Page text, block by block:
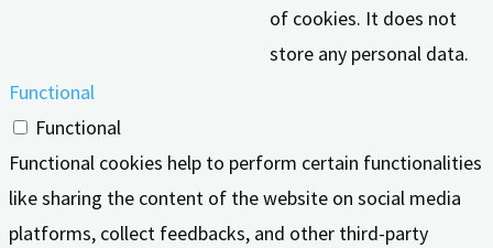
of cookies. It does not
store any personal data.
Functional
Functional
Functional cookies help to perform certain functionalities
like sharing the content of the website on social media
platforms, collect feedbacks, and other third-party